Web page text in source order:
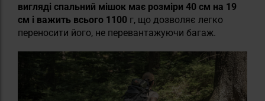
вигляді спальний мішок має розміри 40 см на 19
см і важить всього 1100 г, що дозволяє легко
переносити його, не перевантажуючи багаж.